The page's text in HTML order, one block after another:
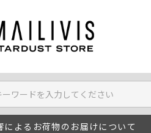
よるお荷物のお届けについて